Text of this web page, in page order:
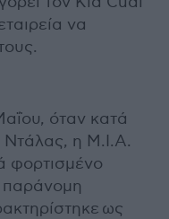
να
όταν κατά
Ντάλας, η M.I.A.
φορτισμένο
παράνομη
ως